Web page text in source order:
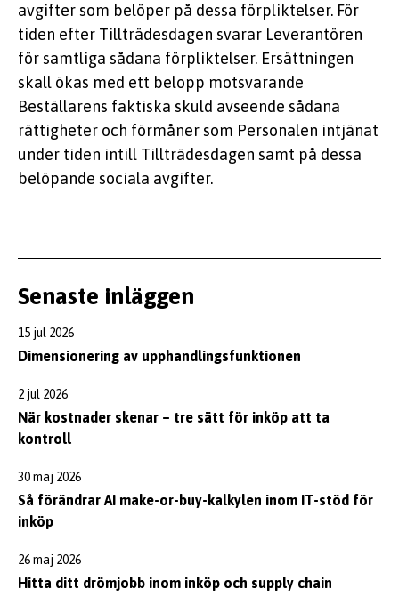
avgifter som belöper på dessa förpliktelser. För
tiden efter Tillträdesdagen svarar Leverantören
för samtliga sådana förpliktelser. Ersättningen
skall ökas med ett belopp motsvarande
Beställarens faktiska skuld avseende sådana
rättigheter och förmåner som Personalen intjänat
under tiden intill Tillträdesdagen samt på dessa
belöpande sociala avgifter.
Senaste inläggen
15 jul 2026
Dimensionering av upphandlingsfunktionen
2 jul 2026
När kostnader skenar – tre sätt för inköp att ta
kontroll
30 maj 2026
Så förändrar AI make-or-buy-kalkylen inom IT-stöd för
inköp
26 maj 2026
Hitta ditt drömjobb inom inköp och supply chain